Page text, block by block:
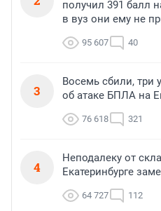
получил 391 балл
в вуз они ему не
95 607 40
3
Восемь сбили, три
об атаке БПЛА на
76 618 321
4
Неподалеку от
Екатеринбурге
64 727 112